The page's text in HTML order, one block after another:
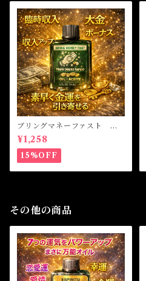
ブリングマネーファスト マ
ジカルオイル・魔女オイル B
RING MONEY FAST Magi
cal Oil
¥1,258
15%OFF
その他の商品